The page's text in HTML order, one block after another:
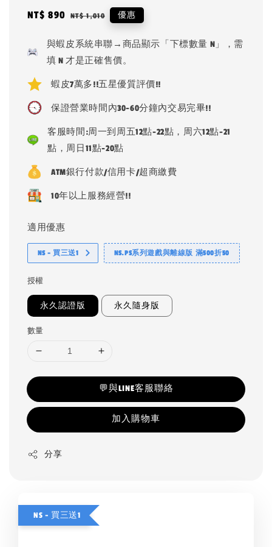
Sale
NT$ 890 Regular
NT$ 1,010 優惠
與蝦皮系統串聯→商品顯示「下標數量 N」，需
填 N 才是正確售價。
蝦皮7萬多!!五星優質評價!!
保證營業時間內30-60分鐘內交易完畢!!
客服時間:周一到周五12點-22點，周六12點-21
點，周日11點-20點
ATM銀行付款/信用卡/超商繳費
10年以上服務經營!!
適用優惠
NS - 買三送1 NS.PS系列遊戲與離線版 滿500折50
授權
永久認證版 永久隨身版
數量
💬與LINE客服聯絡
加入購物車
分享
NS - 買三送1